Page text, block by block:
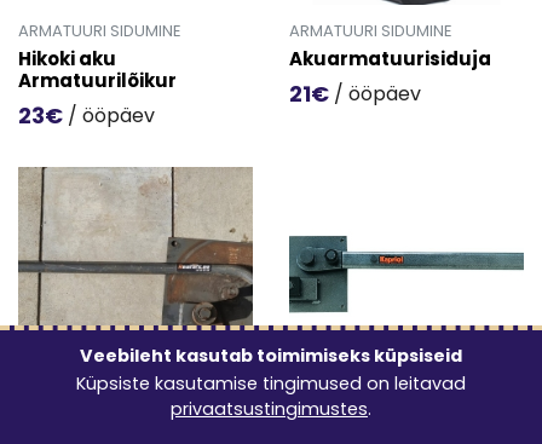
ARMATUURI SIDUMINE
Hikoki aku
Armatuurilõikur
23€ / ööpäev
ARMATUURI SIDUMINE
Akuarmatuurisiduja
21€ / ööpäev
ARMATUURI SIDUMINE ARMATUURI SIDUMINE
Veebileht kasutab toimimiseks küpsiseid
Küpsiste kasutamise tingimused on leitavad
privaatsustingimustes.